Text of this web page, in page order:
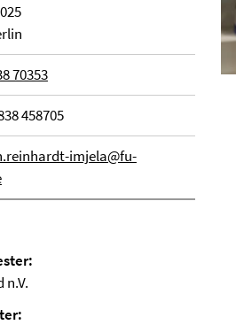
70353
458705
imjela@fu-
n.V.